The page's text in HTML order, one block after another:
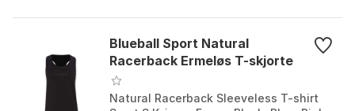
Blueball Sport Natural
Racerback Ermeløs T-skjorte
Natural Racerback Sleeveless T-shirt